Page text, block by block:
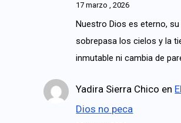
17 marzo , 2026
Nuestro Dios es eterno,
sobrepasa los cielos y la
inmutable ni cambia de
Yadira Sierra Chico en
Dios no peca